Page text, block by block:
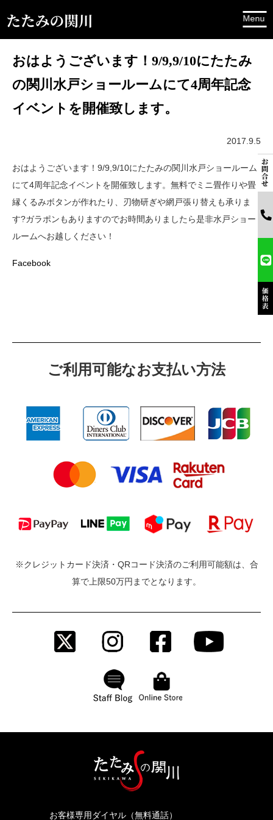
おはようございます！9/9,9/10にたたみ
の関川水戸ショールームにて4周年記念
イベントを開催致します。
2017.9.5
おはようございます！9/9,9/10にたたみの関川水戸ショールーム
にて4周年記念イベントを開催致します。無料でミニ畳作りや畳
縁くるみボタンが作れたり、刃物研ぎや網戸張り替えも承りま
す?ガラポンもありますのでお時間ありましたら是非水戸ショー
ルームへお越しください！
Facebook
ご利⽤可能なお⽀払い⽅法
※クレジットカード決済・QRコード決済のご利用可能額は、合
算で上限50万円までとなります。
お客様専用ダイヤル（無料通話）